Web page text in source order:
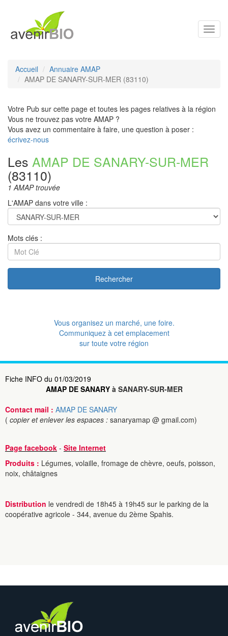
Accueil
Annuaire AMAP
AMAP DE SANARY-SUR-MER (83110)
Votre Pub sur cette page et toutes les pages relatives à la région
Vous ne trouvez pas votre AMAP ?
Vous avez un commentaire à faire, une question à poser :
écrivez-nous
Les AMAP DE SANARY-SUR-MER
(83110)
1 AMAP trouvée
L'AMAP dans votre ville :
Mots clés :
Rechercher
Vous organisez un marché, une foire.
Communiquez à cet emplacement
sur toute votre région
Fiche INFO du 01/03/2019
AMAP DE SANARYà SANARY-SUR-MER
Contact mail : AMAP DE SANARY
( copier et enlever les espaces : sanaryamap @ gmail.com)
Page facebook - Site Internet
Produits : Légumes, volaille, fromage de chèvre, oeufs, poisson,
noix, châtaignes
Distribution le vendredi de 18h45 à 19h45 sur le parking de la
coopérative agricole - 344, avenue du 2ème Spahis.